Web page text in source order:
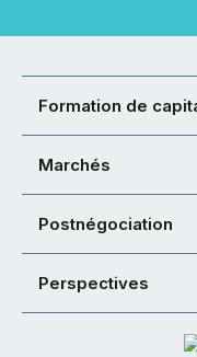
Formation de
Marchés
Postnégociation
Perspectives